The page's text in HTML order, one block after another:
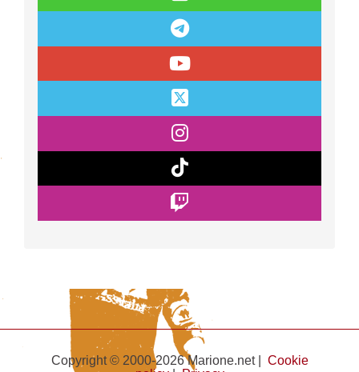
Copyright © 2000-2026 Marione.net | Cookie